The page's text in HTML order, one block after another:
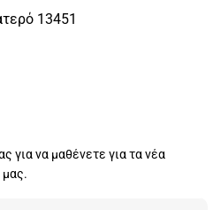
13451
για να μαθένετε για τα νέα
μας.